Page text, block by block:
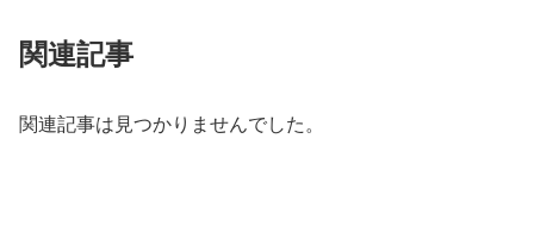
関連記事
関連記事は見つかりませんでした。